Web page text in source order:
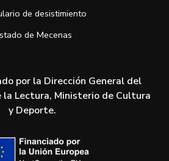
de desistimiento
de Mecenas
por la Dirección General del
la Lectura, Ministerio de Cultura
y Deporte.